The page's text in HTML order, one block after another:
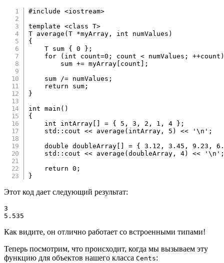
#include
<iostream>
template
<class T>
T average (T *myArray , int numValues )
{
    T sum
{ 0 } ;
for
( int count=0 ; count < numValues ; ++count
        sum
+= myArray count
;
    sum
/= numValues ;
return sum ;
}
int
main ( )
{
int intArray = { 5 , 3 , 2 , 1 , 4 } ;
    std
:: cout << average ( intArray , 5 ) << '\n' ;
double doubleArray = { 3.12 , 3.45 , 9.23 ,
    std
:: cout << average (doubleArray , 4) << '\n'
return
0 ;
}
Этот код дает следующий результат:
3
5.535
Как видите, он отлично работает со встроенными типами!
Теперь посмотрим, что происходит, когда мы вызываем эту
функцию для объектов нашего класса Cents: